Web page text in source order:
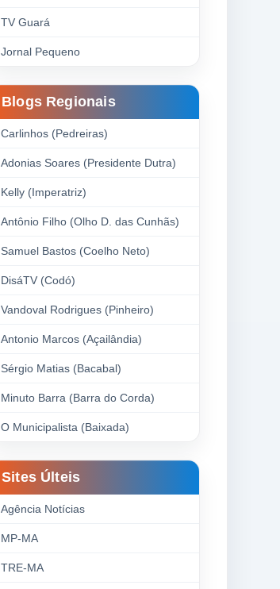
TV Guará
Jornal Pequeno
Blogs Regionais
Carlinhos (Pedreiras)
Adonias Soares (Presidente Dutra)
Kelly (Imperatriz)
Antônio Filho (Olho D. das Cunhãs)
Samuel Bastos (Coelho Neto)
DisáTV (Codó)
Vandoval Rodrigues (Pinheiro)
Antonio Marcos (Açailândia)
Sérgio Matias (Bacabal)
Minuto Barra (Barra do Corda)
O Municipalista (Baixada)
Sites Últeis
Agência Notícias
MP-MA
TRE-MA